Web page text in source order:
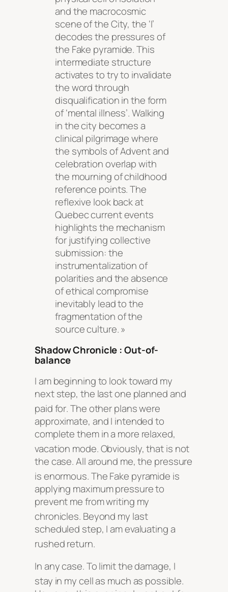
and the macrocosmic
scene of the City, the ‘I’
decodes the pressures of
the Fake pyramide. This
intermediate structure
activates to try to invalidate
the word through
disqualification in the form
of ‘mental illness’. Walking
in the city becomes a
clinical pilgrimage where
the symbols of Advent and
celebration overlap with
the mourning of childhood
reference points. The
reflexive look back at
Quebec current events
highlights the mechanism
for justifying collective
submission: the
instrumentalization of
polarities and the absence
of ethical compromise
inevitably lead to the
fragmentation of the
source culture. »
Shadow Chronicle : Out-of-
balance
I am beginning to look toward my
next step, the last one planned and
paid for. The other plans were
approximate, and I intended to
complete them in a more relaxed,
vacation mode. Obviously, that is not
the case. All around me, the pressure
is enormous. The Fake pyramide is
applying maximum pressure to
prevent me from writing my
chronicles. Beyond my last
scheduled step, I am evaluating a
rushed return.
In any case. To limit the damage, I
stay in my cell as much as possible.